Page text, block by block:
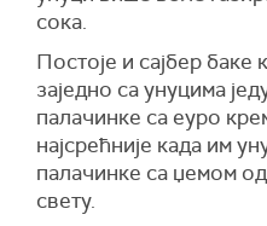
сока.
Постоје и сајбер баке
заједно са унуцима
палачинке са еуро
најсрећније када им
палачинке са џемом од
свету.